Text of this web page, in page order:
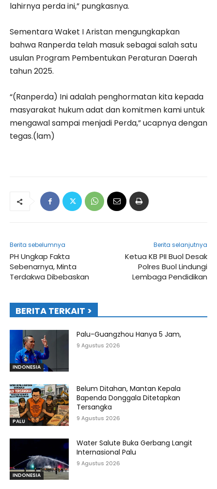
lahirnya perda ini,” pungkasnya.
Sementara Waket I Aristan mengungkapkan
bahwa Ranperda telah masuk sebagai salah satu
usulan Program Pembentukan Peraturan Daerah
tahun 2025.
“(Ranperda) Ini adalah penghormatan kita kepada
masyarakat hukum adat dan komitmen kami untuk
mengawal sampai menjadi Perda,” ucapnya dengan
tegas.(lam)
Berita sebelumnya
PH Ungkap Fakta
Sebenarnya, Minta
Terdakwa Dibebaskan
Berita selanjutnya
Ketua KB PII Buol Desak
Polres Buol Lindungi
Lembaga Pendidikan
BERITA TERKAIT >
INDONESIA
Palu-Guangzhou Hanya 5 Jam,
9 Agustus 2026
PALU
Belum Ditahan, Mantan Kepala
Bapenda Donggala Ditetapkan
Tersangka
9 Agustus 2026
INDONESIA
Water Salute Buka Gerbang Langit
Internasional Palu
9 Agustus 2026